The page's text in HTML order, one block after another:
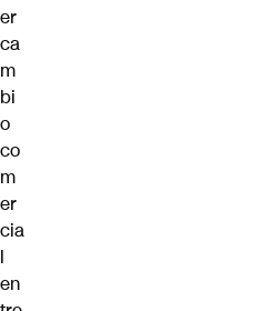
er
ca
m
bi
o
co
m
er
cia
l
en